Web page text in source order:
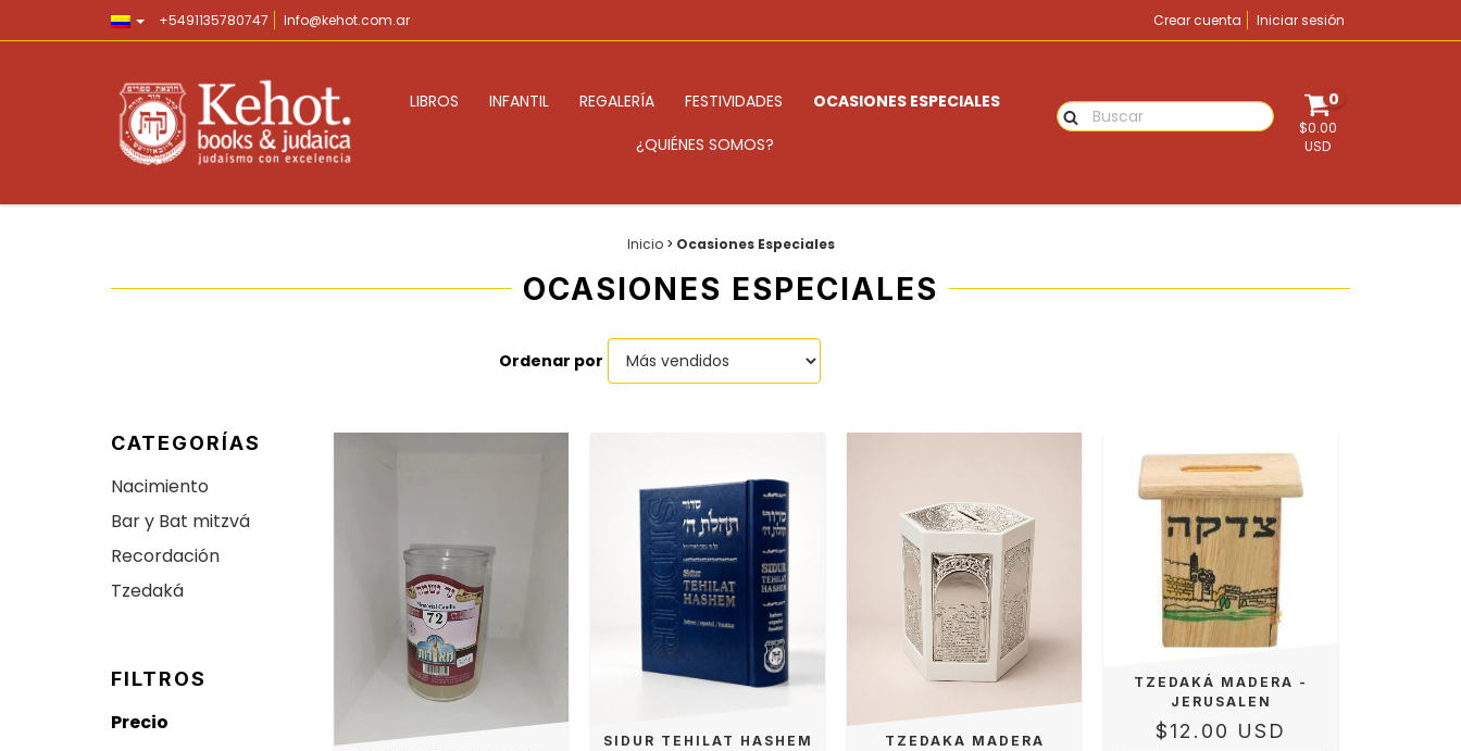
+5491135780747 Info@kehot.com.ar Crear cuenta Iniciar sesión
LIBROS INFANTIL REGALERÍA FESTIVIDADES
OCASIONES ESPECIALES
¿QUIÉNES SOMOS?
0
$0.00
USD
Inicio > Ocasiones Especiales
OCASIONES ESPECIALES
Ordenar por
CATEGORÍAS
Nacimiento
Bar y Bat mitzvá
Recordación
Tzedaká
FILTROS
Precio
SIDUR TEHILAT HASHEM
TZEDAKA MADERA
TZEDAKÁ MADERA -
JERUSALEN
$12.00 USD